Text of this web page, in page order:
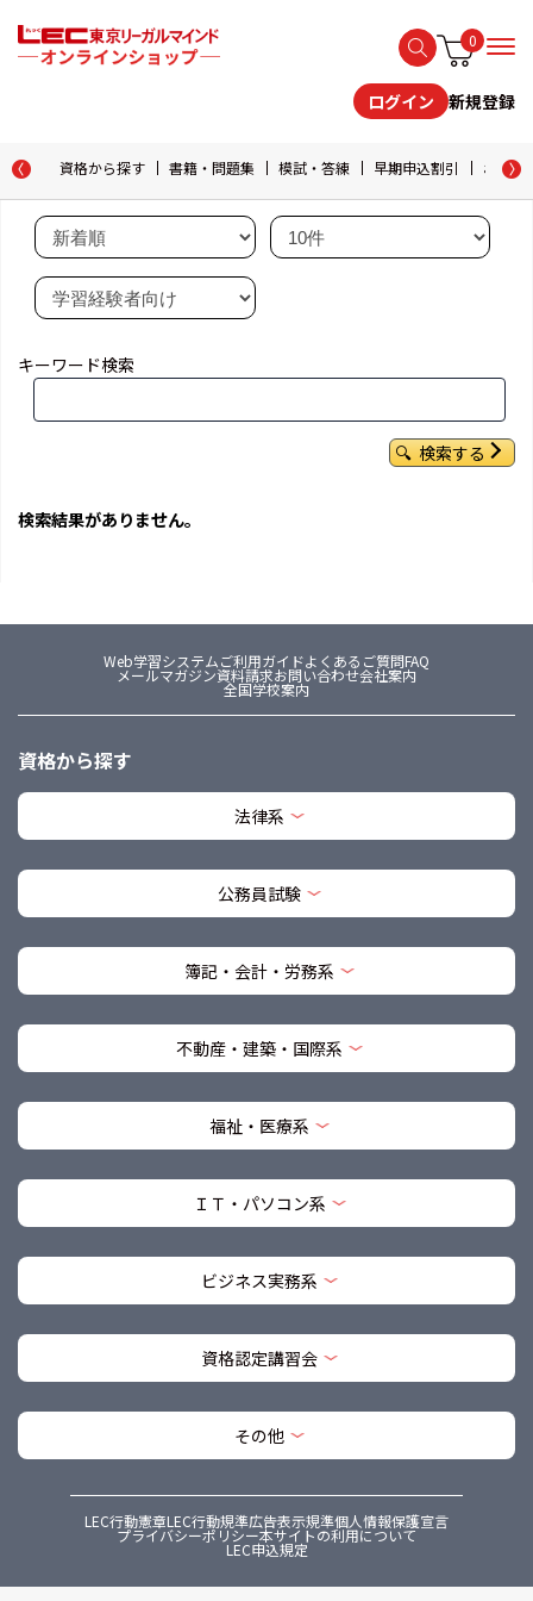
0
ログイン 新規登録
資格から探す 書籍・問題集 模試・答練 早期申込割引 おため
キーワード検索
検索する
検索結果がありません。
Web学習システムご利用ガイドよくあるご質問FAQ
メールマガジン資料請求お問い合わせ会社案内
全国学校案内
資格から探す
法律系
公務員試験
簿記・会計・労務系
不動産・建築・国際系
福祉・医療系
ＩＴ・パソコン系
ビジネス実務系
資格認定講習会
その他
LEC行動憲章LEC行動規準広告表示規準個人情報保護宣言
プライバシーポリシー本サイトの利用について
LEC申込規定